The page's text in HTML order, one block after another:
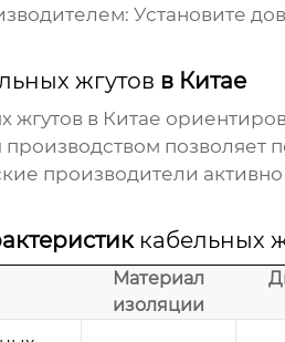
Установите
жгутов в Китае
жгутовв Китае
позволяет
производители
кабельных
Материал
изоляции